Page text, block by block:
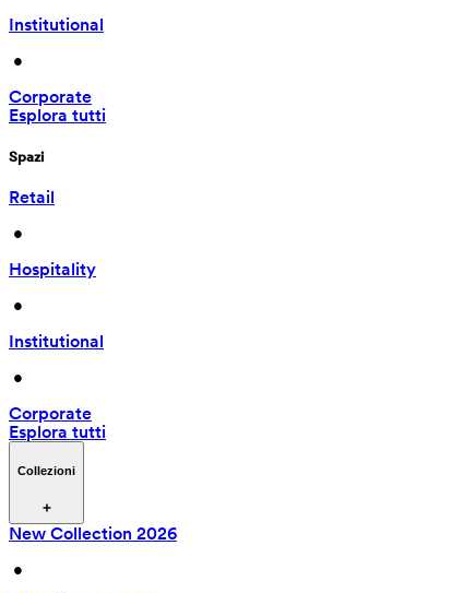
Institutional
•
Corporate
Esplora tutti
Spazi
Retail
•
Hospitality
•
Institutional
•
Corporate
Esplora tutti
Collezioni
New Collection 2026
•